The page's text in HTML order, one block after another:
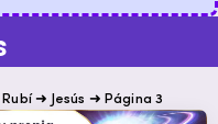
➜ Jesús ➜ Página 3